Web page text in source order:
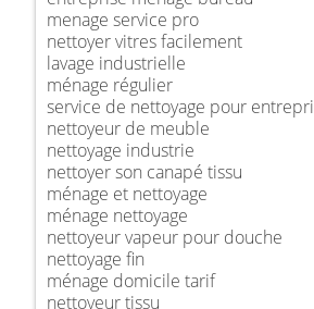
menage service pro
nettoyer vitres facilement
lavage industrielle
ménage régulier
service de nettoyage pour
nettoyeur de meuble
nettoyage industrie
nettoyer son canapé tissu
ménage et nettoyage
ménage nettoyage
nettoyeur vapeur pour douche
nettoyage fin
ménage domicile tarif
nettoyeur tissu